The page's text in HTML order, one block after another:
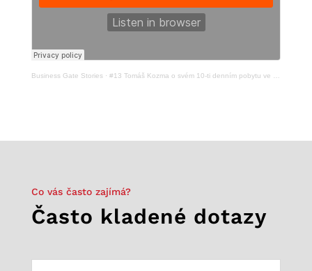
Business Gate Stories· #13 Tomáš Kozma o svém 10-ti denním pobytu ve tmě, z nichž byl 7 bez jídla
Co vás často zajímá?
Často kladené dotazy